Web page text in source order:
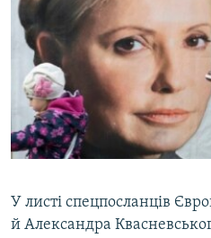
СПЕЦПРОЕКТИ
ДЕПОРТАЦІЯ
ВІДЕОУРОКИ «ELIFBE»
СВІДЧЕННЯ ОКУПАЦІЇ
УКРАЇНСЬКА ПРОБЛЕМА КРИМУ
ЯК ОБІЙТИ БЛОКУВАННЯ
Русский
Qırımtatar
У листі спецпосланців
й Александра